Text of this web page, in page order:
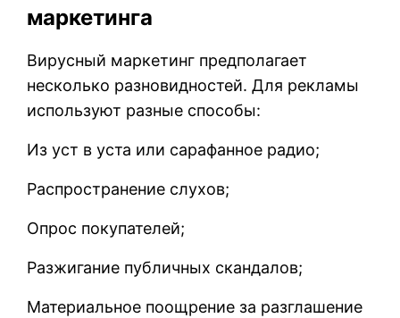
маркетинга
Вирусный маркетинг предполагает
несколько разновидностей. Для рекламы
используют разные способы:
Из уст в уста или сарафанное радио;
Распространение слухов;
Опрос покупателей;
Разжигание публичных скандалов;
Материальное поощрение за разглашение